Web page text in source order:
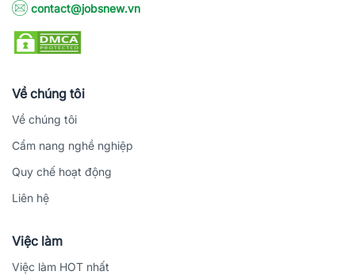
contact@jobsnew.vn
Về chúng tôi
Về chúng tôi
Cẩm nang nghề nghiệp
Quy chế hoạt động
Liên hệ
Việc làm
Việc làm HOT nhất